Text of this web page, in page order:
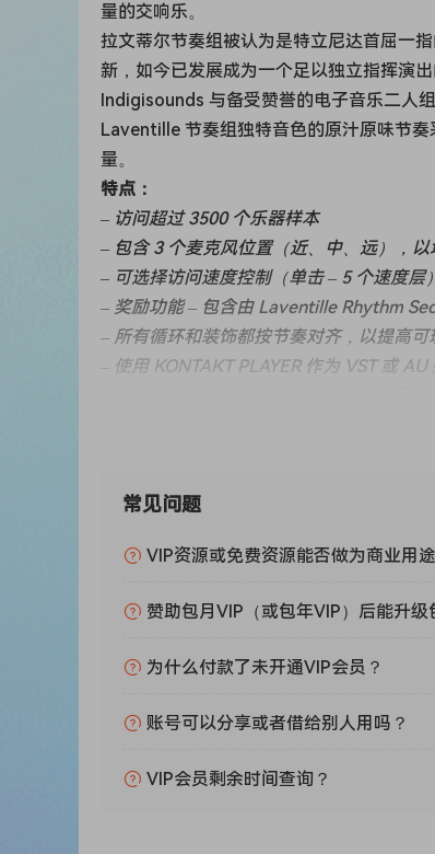
量的交响乐。
拉文蒂尔节奏组被认为是特立尼达首屈一
新，如今已发展成为一个足以独立指挥演
Indigisounds 与备受赞誉的电子音乐二人
Laventille 节奏组独特音色的原汁原味节
量。
特点：
– 访问超过 3500 个乐器样本
– 包含 3 个麦克风位置（近、中、远），
– 可选择访问速度控制（单击 – 5 个速度
– 奖励功能 – 包含由 Laventille Rhythm
– 所有循环和装饰都按节奏对齐，以提高可
– 使用 KONTAKT PLAYER 作为 VST 或
In Trinidad and Tobago’s rich musical
rhythmic drive for the entire band. The
festivity and celebrations as it fills the
Regarded as the premier engine room
Laventille over two decades ago, has
which can command a performance all
Indigisounds has teamed up with
to bring to producers worldwide the
unique sound of the Laventille Rhythm
and energy produced by these
Features:
– Consists of 3 microphone placements
常见问题
VIP资源或免费资源能否做为商业用
赞助包月VIP（或包年VIP）后能升
为什么付款了未开通VIP会员？
账号可以分享或者借给别人用吗？
VIP会员剩余时间查询？